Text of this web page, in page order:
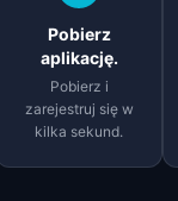
Pobierz
aplikację.
Pobierz i
zarejestruj się w
kilka sekund.